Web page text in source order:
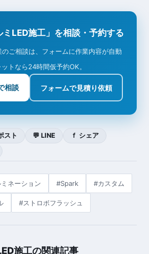
ミLED施工」を相談・予約する
ご相談は、フォームに作業内容が自動
トなら24時間仮予約OK。
相談 フォームで見積り依頼
スト 💬 LINE
ｆ シェア
ネーション #Spark #カスタム
#ストロボフラッシュ
施工の関連記事